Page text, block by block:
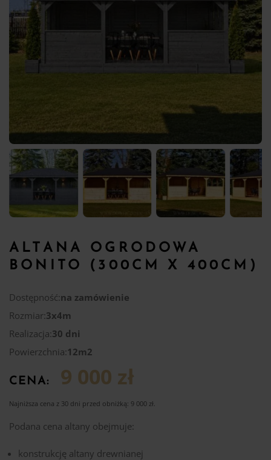
ALTANA OGRODOWA
BONITO (300CM X 400CM)
Dostępność:na zamówienie
Rozmiar:3x4m
Realizacja:30 dni
Powierzchnia:12m2
CENA: 9 000 zł
Najniższa cena z 30 dni przed obniżką: 9 000 zł
Podana cena altany obejmuje:
konstrukcję altany drewnianej